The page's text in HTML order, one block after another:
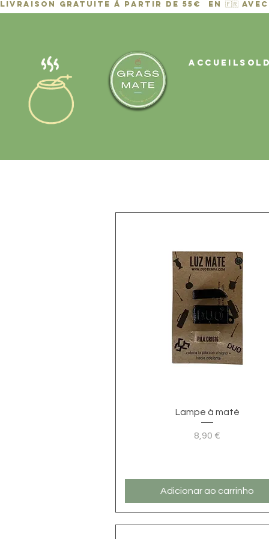
ACCUEIL
Visualização rápida
Lampe à maté
8,90 €
Adicionar ao carrinho